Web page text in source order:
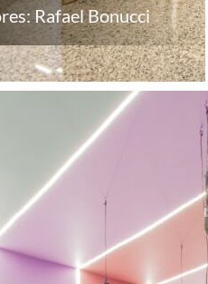
Rafael Bonucci